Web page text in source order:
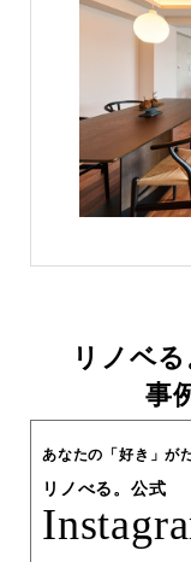
リノベ
事
あなたの「好き」が
リノべる。公式